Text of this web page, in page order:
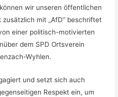
wir unseren öffentlichen
zusätzlich mit „AfD“ beschriftet
einer politisch-motivierten
dem SPD Ortsverein
Wyhlen.
und setzt sich auch
Respekt ein, um